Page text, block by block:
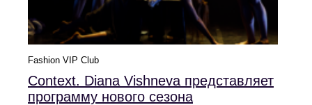
Fashion VIP Club
Context. Diana Vishneva представляет
программу нового сезона